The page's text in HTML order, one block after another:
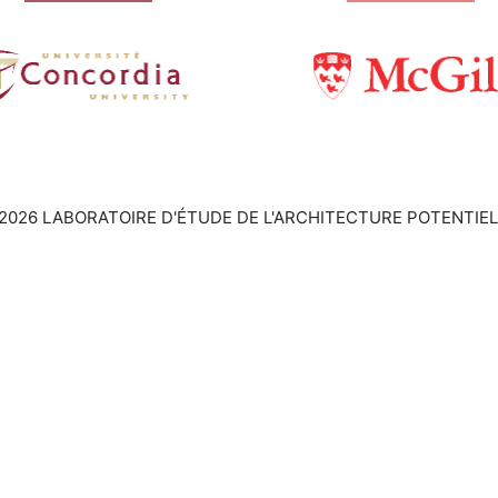
LABORATOIRE D'ÉTUDE DE L'ARCHITECTURE